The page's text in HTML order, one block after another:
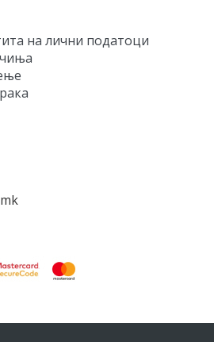
на лични податоци